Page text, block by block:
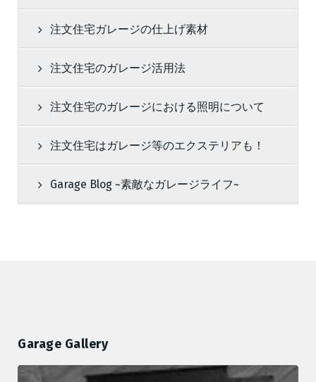
注文住宅ガレージの仕上げ素材
注文住宅のガレージ活用法
注文住宅のガレージにおける照明について
注文住宅はガレージ等のエクステリアも！
Garage Blog ~素敵なガレージライフ~
Garage Gallery